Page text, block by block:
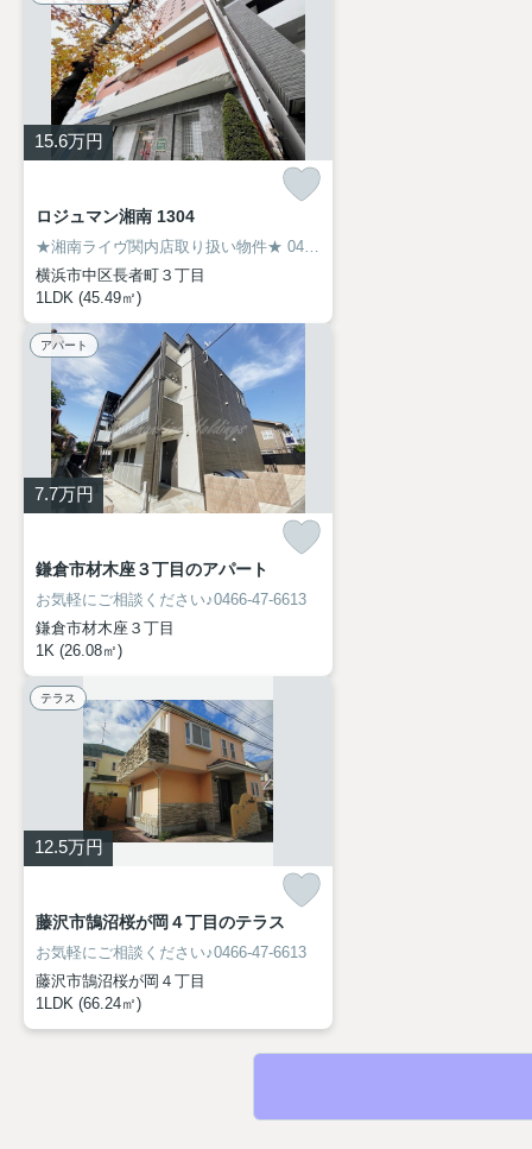
15.6万円
ロジュマン湘南 1304
★湘南ライヴ関内店取り扱い物件★ 045-319-6094
横浜市中区長者町３丁目
1LDK (45.49㎡)
アパート
7.7万円
鎌倉市材木座３丁目のアパート
お気軽にご相談ください♪0466-47-6613
鎌倉市材木座３丁目
1K (26.08㎡)
テラス
12.5万円
藤沢市鵠沼桜が岡４丁目のテラス
お気軽にご相談ください♪0466-47-6613
藤沢市鵠沼桜が岡４丁目
1LDK (66.24㎡)